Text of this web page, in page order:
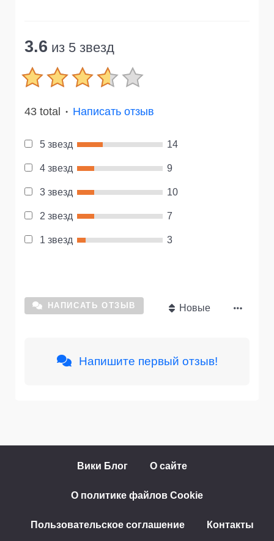
3.6 из 5 звезд
43 total ● Написать отзыв
5 звезд 14
4 звезд 9
3 звезд 10
2 звезд 7
1 звезд 3
НАПИСАТЬ ОТЗЫВ Новые
Напишите первый отзыв!
Вики Блог О сайте
О политике файлов Cookie
Пользовательское соглашение Контакты